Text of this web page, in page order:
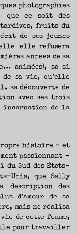
photographies
que ce soit des
fruits du
de ses jeunes
(elle refusera
années de sa
animées), sa si
de sa vie, qu’elle
sa découverte de
avec ses trois
incarnation de la
histoire – et
passionnant –
Sud des États-
Unis, que Sally
description des
d’amour de sa
mais ne réalisa
de cette femme,
pour travailler